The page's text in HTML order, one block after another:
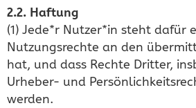
2.2. Haftung
(1) Jede*r Nutzer*in steht dafür
Nutzungsrechte an den
hat, und dass Rechte Dritter,
Urheber- und
werden.